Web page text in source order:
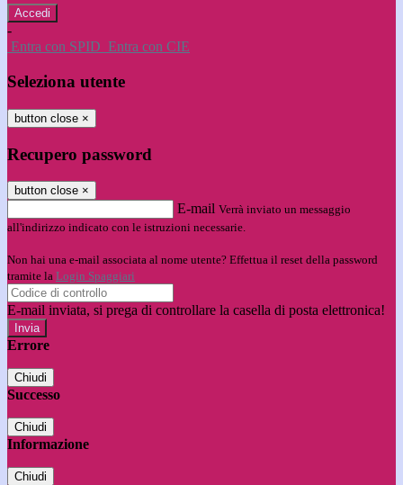
-
Entra con SPID Entra con CIE
Seleziona utente
button close ×
Recupero password
button close ×
E-mail Verrà inviato un messaggio
all'indirizzo indicato con le istruzioni necessarie.
Non hai una e-mail associata al nome utente? Effettua il reset della password
tramite la Login Spaggiari
E-mail inviata, si prega di controllare la casella di posta elettronica!
Errore
Chiudi
Successo
Chiudi
Informazione
Chiudi